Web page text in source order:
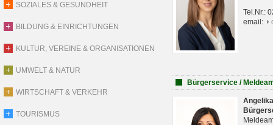
SOZIALES & GESUNDHEIT
BILDUNG & EINRICHTUNGEN
KULTUR, VEREINE & ORGANISATIONEN
UMWELT & NATUR
WIRTSCHAFT & VERKEHR
TOURISMUS
Tel.Nr.:
email:
Bürgerservice /